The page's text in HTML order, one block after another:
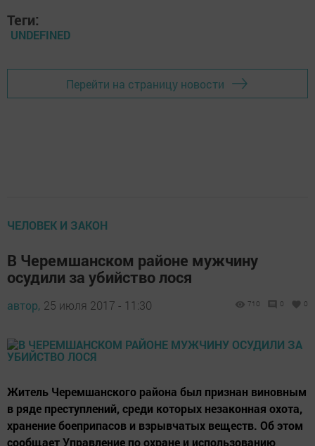
Теги:
UNDEFINED
Перейти на страницу новости
ЧЕЛОВЕК И ЗАКОН
В Черемшанском районе мужчину
осудили за убийство лося
автор, 25 июля 2017 - 11:30 710 0 0
Житель Черемшанского района был признан виновным
в ряде преступлений, среди которых незаконная охота,
хранение боеприпасов и взрывчатых веществ. Об этом
сообщает Управление по охране и использованию